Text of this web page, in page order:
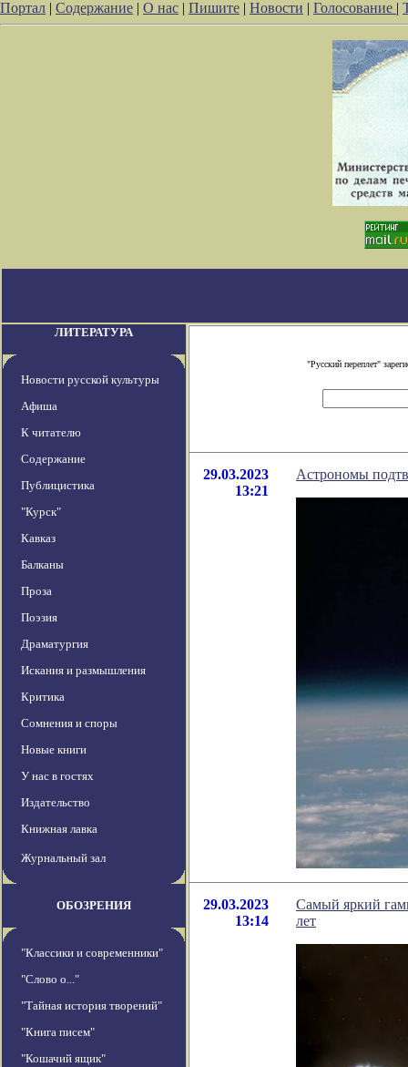
Портал | Содержание | О нас | Пишите | Новости | Голосование |
ЛИТЕРАТУРА
Новости русской культуры
Афиша
К читателю
Содержание
Публицистика
"Курск"
Кавказ
Балканы
Проза
Поэзия
Драматургия
Искания и размышления
Критика
Сомнения и споры
Новые книги
У нас в гостях
Издательство
Книжная лавка
Журнальный зал
ОБОЗРЕНИЯ
"Классики и современники"
"Слово о..."
"Тайная история творений"
"Книга писем"
"Кошачий ящик"
"Русский переплет"
29.03.2023
13:21
Астрономы
29.03.2023
13:14
Самый яркий
лет